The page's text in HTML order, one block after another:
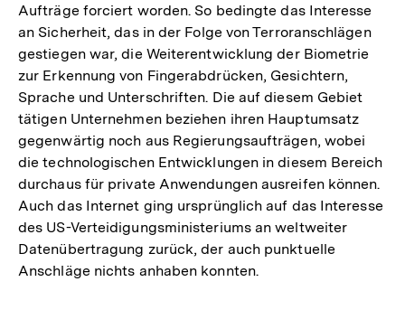
Aufträge forciert worden. So bedingte das Interesse
an Sicherheit, das in der Folge von Terroranschlägen
gestiegen war, die Weiterentwicklung der Biometrie
zur Erkennung von Fingerabdrücken, Gesichtern,
Sprache und Unterschriften. Die auf diesem Gebiet
tätigen Unternehmen beziehen ihren Hauptumsatz
gegenwärtig noch aus Regierungsaufträgen, wobei
die technologischen Entwicklungen in diesem Bereich
durchaus für private Anwendungen ausreifen können.
Auch das Internet ging ursprünglich auf das Interesse
des US-Verteidigungsministeriums an weltweiter
Datenübertragung zurück, der auch punktuelle
Anschläge nichts anhaben konnten.